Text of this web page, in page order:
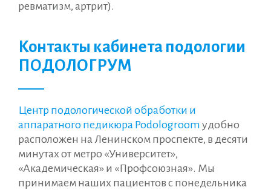
ревматизм, артрит).
Контакты кабинета подологии
ПОДОЛОГРУМ
Центр подологической обработки и
аппаратного педикюра Podologroom удобно
расположен на Ленинском проспекте, в десяти
минутах от метро «Университет»,
«Академическая» и «Профсоюзная». Мы
принимаем наших пациентов с понедельника